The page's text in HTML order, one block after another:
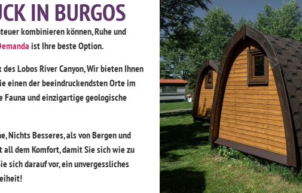
IN BURGOS
kombinieren können, Ruhe und
ist Ihre beste Option.
Lobos River Canyon, Wir bieten Ihnen
einen der beeindruckendsten Orte im
Fauna und einzigartige geologische
Nichts Besseres, als von Bergen und
dem Komfort, damit Sie sich wie zu
sich darauf vor, ein unvergessliches